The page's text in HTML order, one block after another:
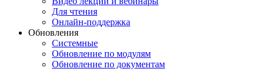
Для чтения
Онлайн-поддержка
Обновления
Системные
Обновление по модулям
Обновление по документам